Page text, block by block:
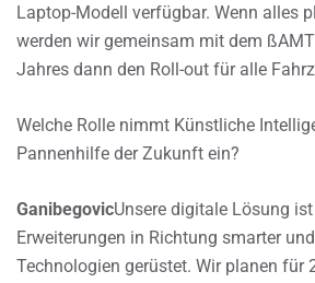
Laptop-Modell verfügbar. Wenn alles
werden wir gemeinsam mit dem
Jahres dann den Roll-out für alle
Welche Rolle nimmt Künstliche
Pannenhilfe der Zukunft ein?
GanibegovicUnsere digitale Lösung
Erweiterungen in Richtung smarter
Technologien gerüstet. Wir planen für